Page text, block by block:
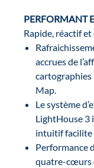
PERFORMANT
Rapide, réactif
accrues de
cartographies
Map.
Le système
LightHouse 3
intuitif facilite
Performance
quatre-cœurs